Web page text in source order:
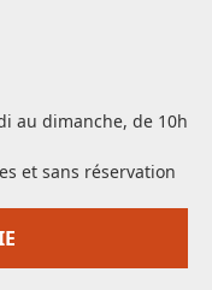
au dimanche, de 10h
et sans réservation